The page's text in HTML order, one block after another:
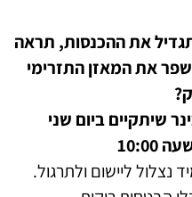
את ההכנסות, תראה
את המאזן התזרימי
שיתקיים ביום שני
נצלול ליישום ולתרגול.